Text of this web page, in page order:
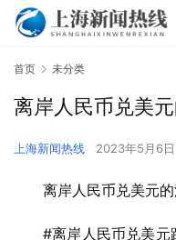
首页 未分类
离岸人民币兑美
上海新闻热线 2023年5月6
离岸人民币兑美元
#离岸人民币兑美元